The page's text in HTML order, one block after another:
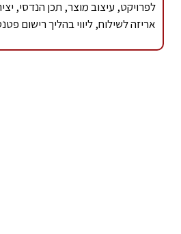
לפרויקט, עיצוב מוצר, תכן הנדסי,
אריזה לשילוח, ליווי בהליך רישום